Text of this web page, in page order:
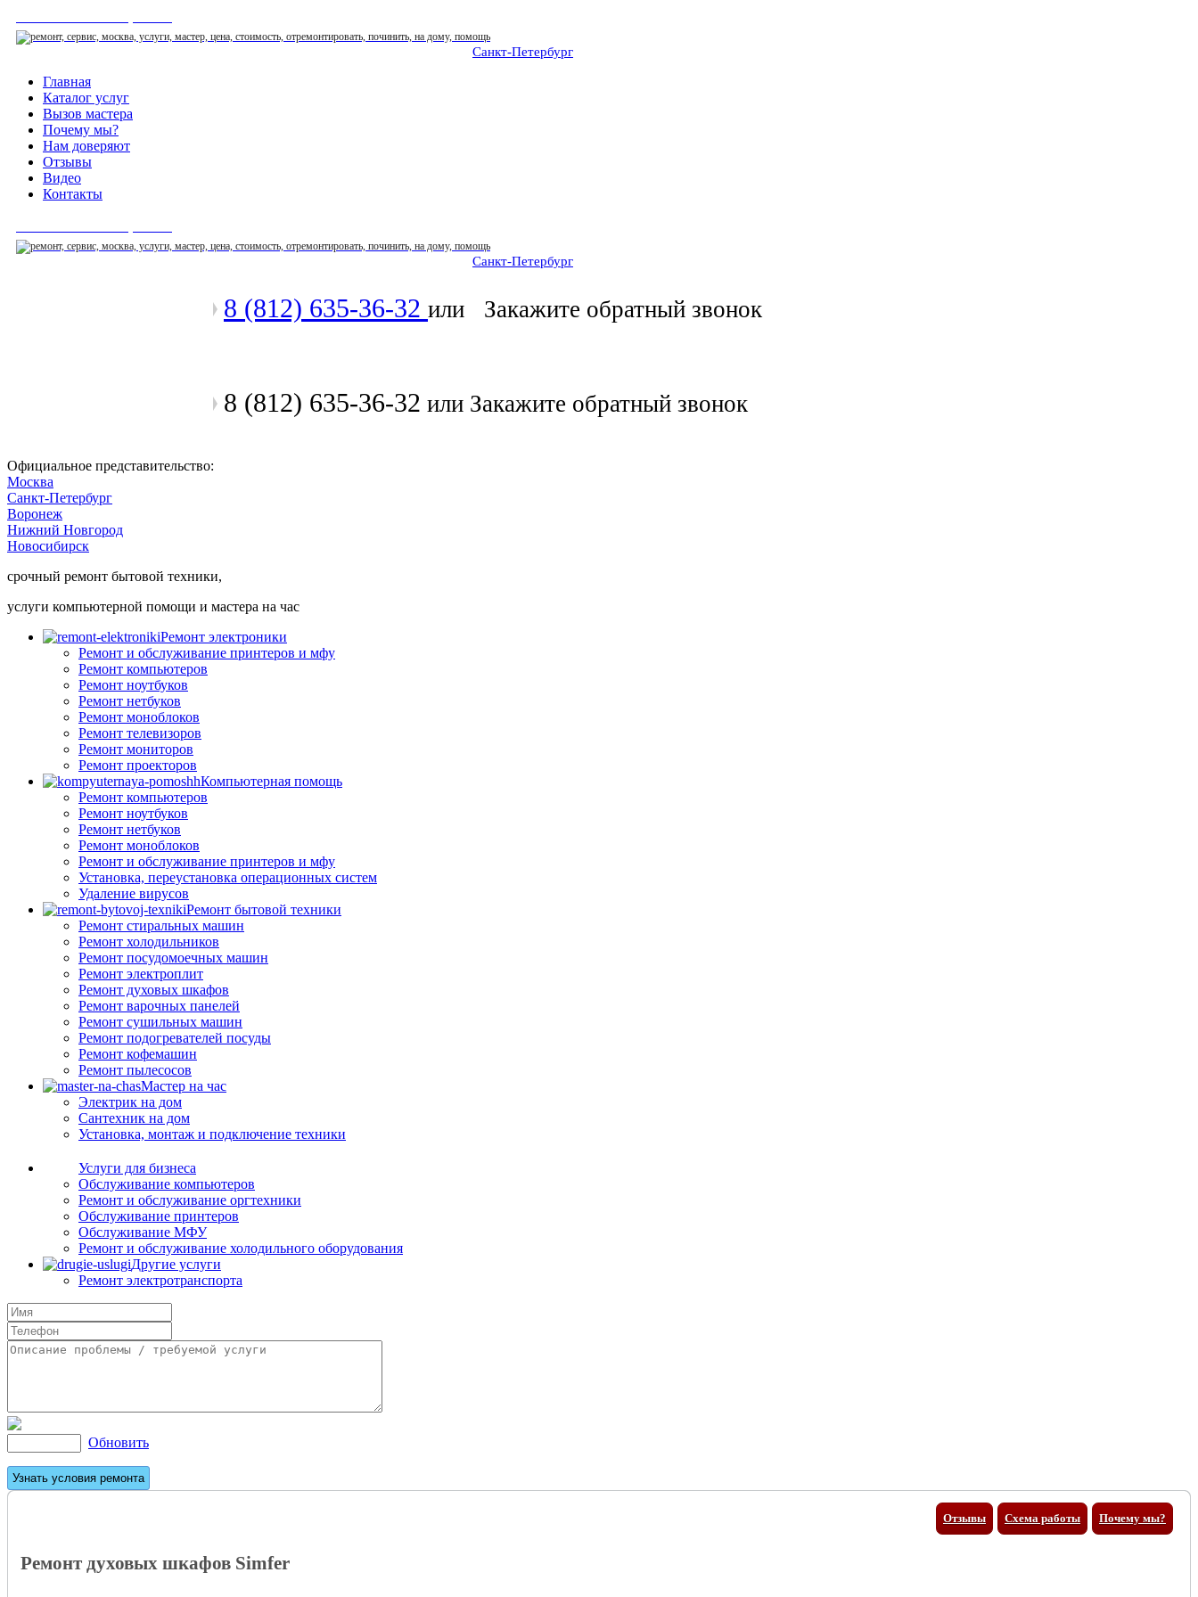
Санкт-Петербург
Главная
Каталог услуг
Вызов мастера
Почему мы?
Нам доверяют
Отзывы
Видео
Контакты
Санкт-Петербург
8 (812) 635-36-32 или Закажите обратный звонок
8 (812) 635-36-32 или Закажите обратный звонок
Официальное представительство:
Москва
Санкт-Петербург
Воронеж
Нижний Новгород
Новосибирск
срочный ремонт бытовой техники,
услуги компьютерной помощи и мастера на час
Ремонт электроники
Ремонт и обслуживание принтеров и мфу
Ремонт компьютеров
Ремонт ноутбуков
Ремонт нетбуков
Ремонт моноблоков
Ремонт телевизоров
Ремонт мониторов
Ремонт проекторов
Компьютерная помощь
Ремонт компьютеров
Ремонт ноутбуков
Ремонт нетбуков
Ремонт моноблоков
Ремонт и обслуживание принтеров и мфу
Установка, переустановка операционных систем
Удаление вирусов
Ремонт бытовой техники
Ремонт стиральных машин
Ремонт холодильников
Ремонт посудомоечных машин
Ремонт электроплит
Ремонт духовых шкафов
Ремонт варочных панелей
Ремонт сушильных машин
Ремонт подогревателей посуды
Ремонт кофемашин
Ремонт пылесосов
Мастер на час
Электрик на дом
Сантехник на дом
Установка, монтаж и подключение техники
Услуги для бизнеса
Обслуживание компьютеров
Ремонт и обслуживание оргтехники
Обслуживание принтеров
Обслуживание МФУ
Ремонт и обслуживание холодильного оборудования
Другие услуги
Ремонт электротранспорта
Обновить
Отзывы Почему мы?
Схема работы
Ремонт духовых шкафов Simfer